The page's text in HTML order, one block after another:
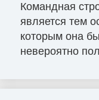
Командная
является тем
которым она
невероятно